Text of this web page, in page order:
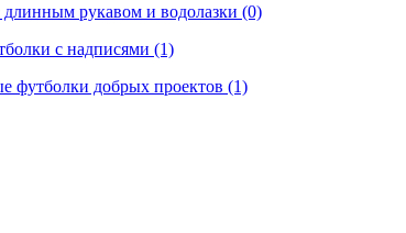
рукавом и водолазки (0)
с надписями (1)
футболки добрых проектов (1)